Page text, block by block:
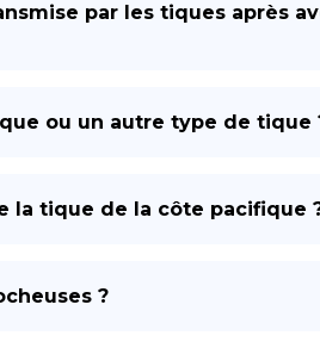
par les tiques après
ou un autre type de tique
la tique de la côte pacifique
?